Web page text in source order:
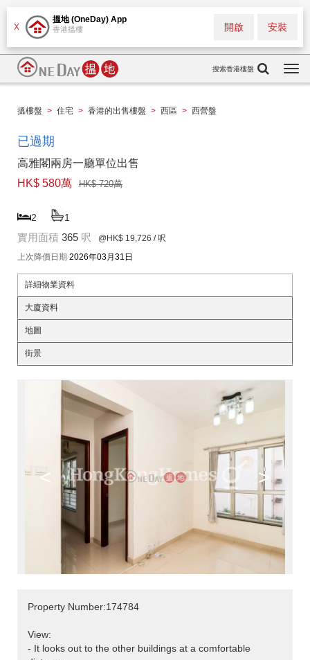
X
搵地 (OneDay) App
香港搵樓 安裝
開啟
搜索香港樓盤
搵樓盤 > 住宅 > 香港的出售樓盤 > 西區 > 西營盤
已過期
高雅閣兩房一廳單位出售
HK$ 580萬
HK$ 720萬
2 1
實用面積 365 呎 @HK$ 19,726 / 呎
上次降價日期 2026年03月31日
詳細物業資料
大廈資料
地圖
街景
< >
Property Number:174784
View:
- It looks out to the other buildings at a comfortable